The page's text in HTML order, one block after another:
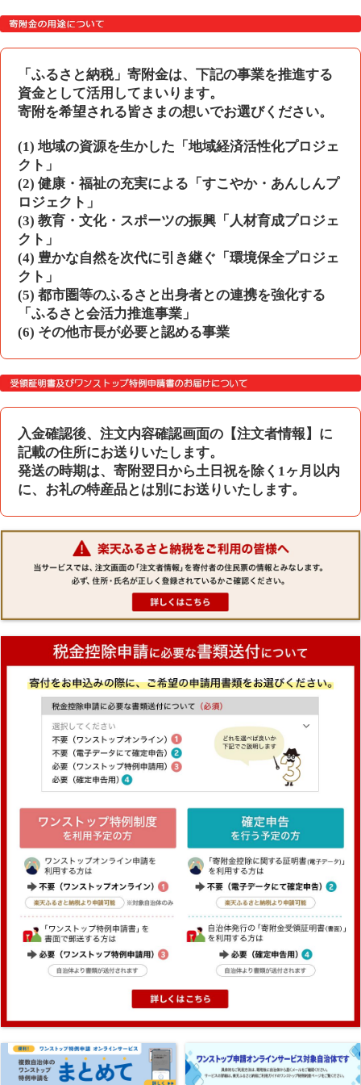
「ふるさと納税」寄附金は、下記の事業を推進する
資金として活用してまいります。
寄附を希望される皆さまの想いでお選びください。
(1) 地域の資源を生かした「地域経済活性化プロジェ
クト」
(2) 健康・福祉の充実による「すこやか・あんしんプ
ロジェクト」
(3) 教育・文化・スポーツの振興「人材育成プロジェ
クト」
(4) 豊かな自然を次代に引き継ぐ「環境保全プロジェ
クト」
(5) 都市圏等のふるさと出身者との連携を強化する
「ふるさと会活力推進事業」
(6) その他市長が必要と認める事業
入金確認後、注文内容確認画面の【注文者情報】に
記載の住所にお送りいたします。
発送の時期は、寄附翌日から土日祝を除く1ヶ月以内
に、お礼の特産品とは別にお送りいたします。